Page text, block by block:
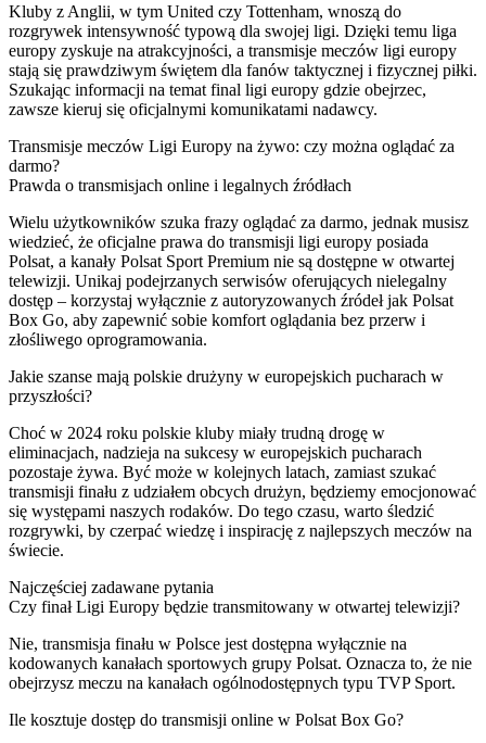
Kluby z Anglii, w tym United czy Tottenham, wnoszą do
rozgrywek intensywność typową dla swojej ligi. Dzięki temu liga
europy zyskuje na atrakcyjności, a transmisje meczów ligi europy
stają się prawdziwym świętem dla fanów taktycznej i fizycznej piłki.
Szukając informacji na temat final ligi europy gdzie obejrzec,
zawsze kieruj się oficjalnymi komunikatami nadawcy.
Transmisje meczów Ligi Europy na żywo: czy można oglądać za
darmo?
Prawda o transmisjach online i legalnych źródłach
Wielu użytkowników szuka frazy oglądać za darmo, jednak musisz
wiedzieć, że oficjalne prawa do transmisji ligi europy posiada
Polsat, a kanały Polsat Sport Premium nie są dostępne w otwartej
telewizji. Unikaj podejrzanych serwisów oferujących nielegalny
dostęp – korzystaj wyłącznie z autoryzowanych źródeł jak Polsat
Box Go, aby zapewnić sobie komfort oglądania bez przerw i
złośliwego oprogramowania.
Jakie szanse mają polskie drużyny w europejskich pucharach w
przyszłości?
Choć w 2024 roku polskie kluby miały trudną drogę w
eliminacjach, nadzieja na sukcesy w europejskich pucharach
pozostaje żywa. Być może w kolejnych latach, zamiast szukać
transmisji finału z udziałem obcych drużyn, będziemy emocjonować
się występami naszych rodaków. Do tego czasu, warto śledzić
rozgrywki, by czerpać wiedzę i inspirację z najlepszych meczów na
świecie.
Najczęściej zadawane pytania
Czy finał Ligi Europy będzie transmitowany w otwartej telewizji?
Nie, transmisja finału w Polsce jest dostępna wyłącznie na
kodowanych kanałach sportowych grupy Polsat. Oznacza to, że nie
obejrzysz meczu na kanałach ogólnodostępnych typu TVP Sport.
Ile kosztuje dostęp do transmisji online w Polsat Box Go?